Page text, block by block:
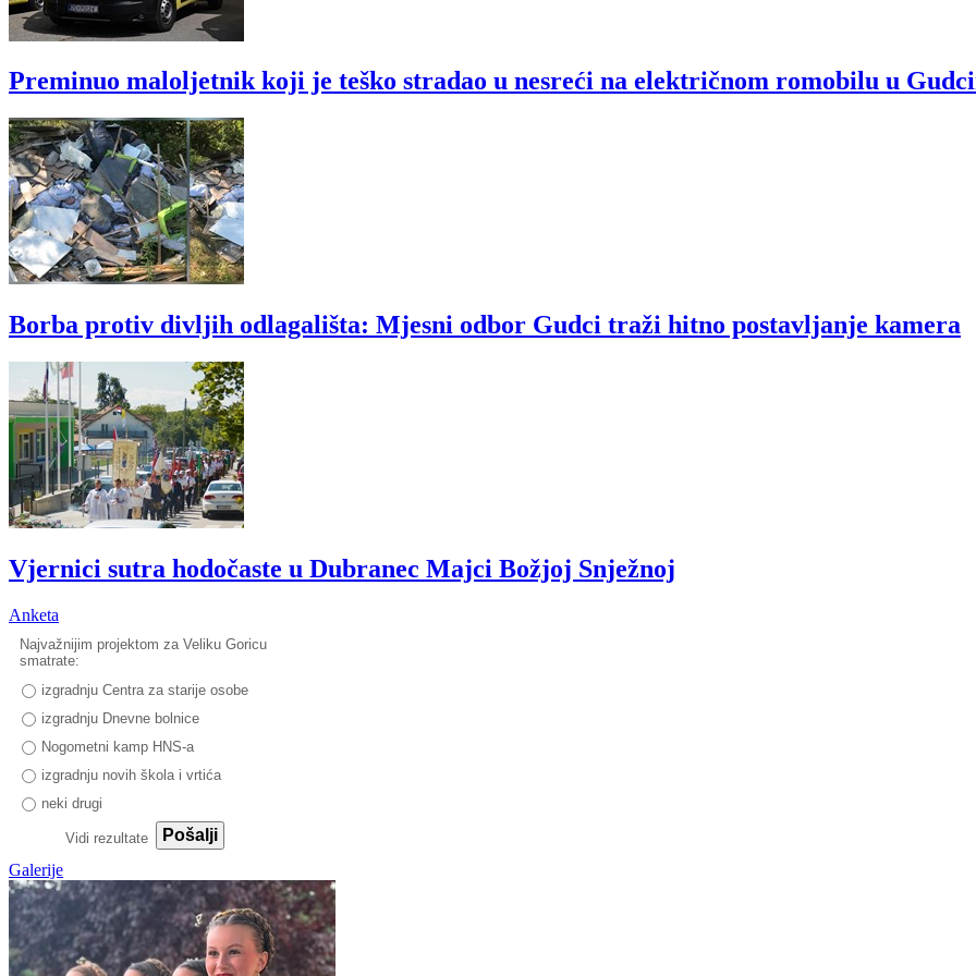
Preminuo maloljetnik koji je teško stradao u nesreći na električnom romobilu u
Borba protiv divljih odlagališta: Mjesni odbor Gudci traži hitno postavljanje kamera
Vjernici sutra hodočaste u Dubranec Majci Božjoj Snježnoj
Anketa
Najvažnijim projektom za Veliku Goricu
smatrate:
izgradnju Centra za starije osobe
izgradnju Dnevne bolnice
Nogometni kamp HNS-a
izgradnju novih škola i vrtića
neki drugi
Vidi rezultate
Pošalji
Galerije